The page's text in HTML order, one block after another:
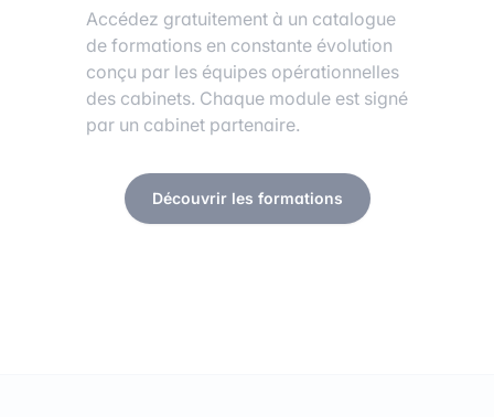
Accédez gratuitement à un catalogue
de formations en constante évolution
conçu par les équipes opérationnelles
des cabinets. Chaque module est signé
par un cabinet partenaire.
Découvrir les formations